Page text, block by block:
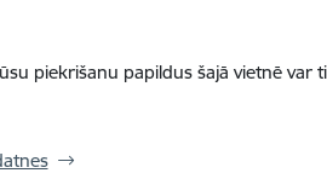
piekrišanu papildus šajā vietnē